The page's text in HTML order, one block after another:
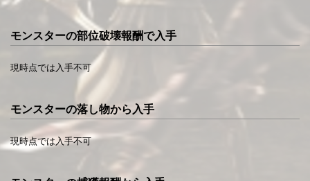
モンスターの部位破壊報酬で入手
現時点では入手不可
モンスターの落し物から入手
現時点では入手不可